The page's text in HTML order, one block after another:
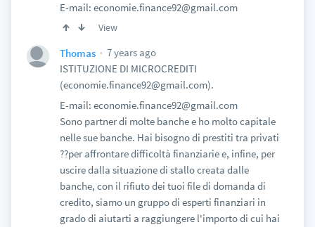
E-mail: economie.finance92@gmail.com
View
Thomas
7 years ago
ISTITUZIONE DI MICROCREDITI
(economie.finance92@gmail.com).
E-mail: economie.finance92@gmail.com
Sono partner di molte banche e ho molto capitale
nelle sue banche. Hai bisogno di prestiti tra privati
??per affrontare difficoltà finanziarie e, infine, per
uscire dalla situazione di stallo creata dalle
banche, con il rifiuto dei tuoi file di domanda di
credito, siamo un gruppo di esperti finanziari in
grado di aiutarti a raggiungere l'importo di cui hai